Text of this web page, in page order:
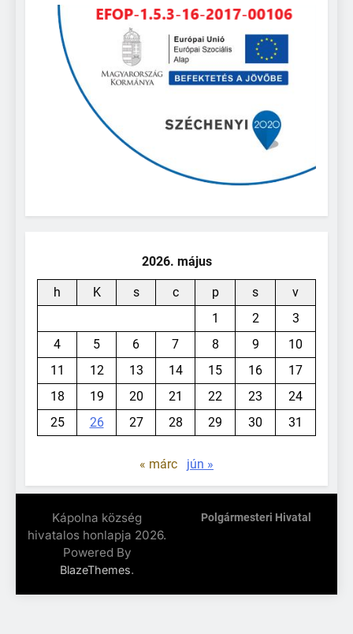
2026. május
h K s c p s
v
1
2
3
4
5 6 7 8 9
10
11
12 13 14 15 16
17
18
19 20 21 22 23
24
25
26 27 28 29 30 31
« márc jún »
Kápolna község
hivatalos honlapja 2026.
Powered By
BlazeThemes.
Polgármesteri Hivatal